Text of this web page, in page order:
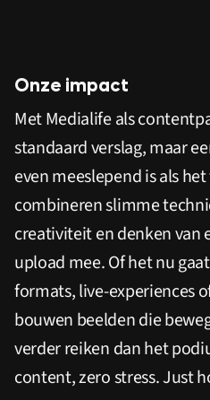
Onze impact
Met Medialife als
standaard verslag, maar
even meeslepend is als
combineren slimme
creativiteit en denken van
upload mee. Of het nu
formats, live-experiences
bouwen beelden die
verder reiken dan het
content, zero stress. Just